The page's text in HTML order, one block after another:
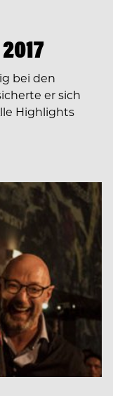
bei den
er sich
Highlights